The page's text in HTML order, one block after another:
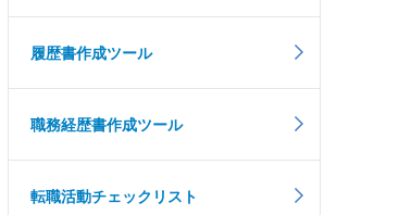
履歴書作成ツール
職務経歴書作成ツール
転職活動チェックリスト